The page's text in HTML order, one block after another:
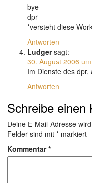
bye
dpr
*versteht diese
Antworten
Ludger sagt:
30. August 2006
Im Dienste des
Antworten
Schreibe einen
Deine E-Mail-Adresse
Felder sind mit * markiert
Kommentar*